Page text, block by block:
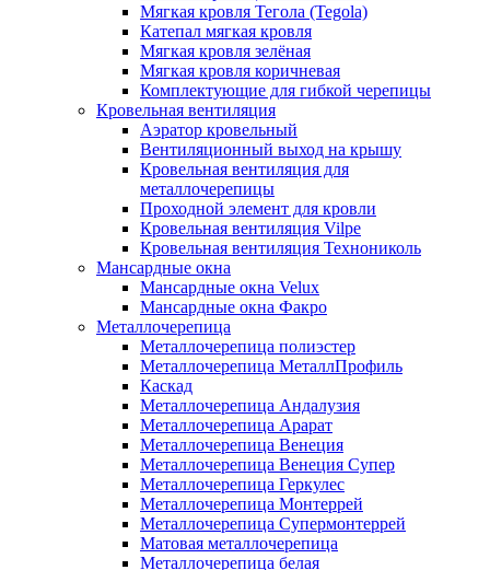
Мягкая кровля Тегола (Tegola)
Катепал мягкая кровля
Мягкая кровля зелёная
Мягкая кровля коричневая
Комплектующие для гибкой черепицы
Кровельная вентиляция
Аэратор кровельный
Вентиляционный выход на крышу
Кровельная вентиляция для
металлочерепицы
Проходной элемент для кровли
Кровельная вентиляция Vilpe
Кровельная вентиляция Технониколь
Мансардные окна
Мансардные окна Velux
Мансардные окна Факро
Металлочерепица
Металлочерепица полиэстер
Металлочерепица МеталлПрофиль
Каскад
Металлочерепица Андалузия
Металлочерепица Арарат
Металлочерепица Венеция
Металлочерепица Венеция Супер
Металлочерепица Геркулес
Металлочерепица Монтеррей
Металлочерепица Супермонтеррей
Матовая металлочерепица
Металлочерепица белая